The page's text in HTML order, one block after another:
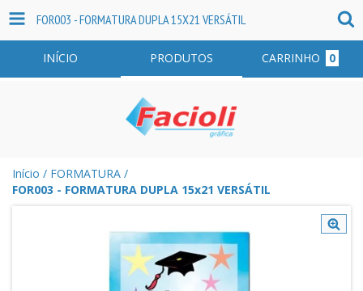
FOR003 - FORMATURA DUPLA 15X21 VERSÁTIL
INÍCIO PRODUTOS CARRINHO 0
Início / FORMATURA /
FOR003 - FORMATURA DUPLA 15x21 VERSÁTIL